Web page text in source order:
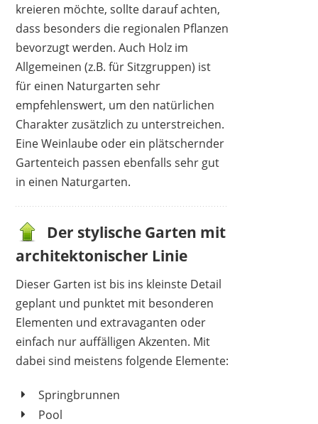
kreieren möchte, sollte darauf achten,
dass besonders die regionalen Pflanzen
bevorzugt werden. Auch Holz im
Allgemeinen (z.B. für Sitzgruppen) ist
für einen Naturgarten sehr
empfehlenswert, um den natürlichen
Charakter zusätzlich zu unterstreichen.
Eine Weinlaube oder ein plätschernder
Gartenteich passen ebenfalls sehr gut
in einen Naturgarten.
Der stylische Garten mit
architektonischer Linie
Dieser Garten ist bis ins kleinste Detail
geplant und punktet mit besonderen
Elementen und extravaganten oder
einfach nur auffälligen Akzenten. Mit
dabei sind meistens folgende Elemente:
Springbrunnen
Pool